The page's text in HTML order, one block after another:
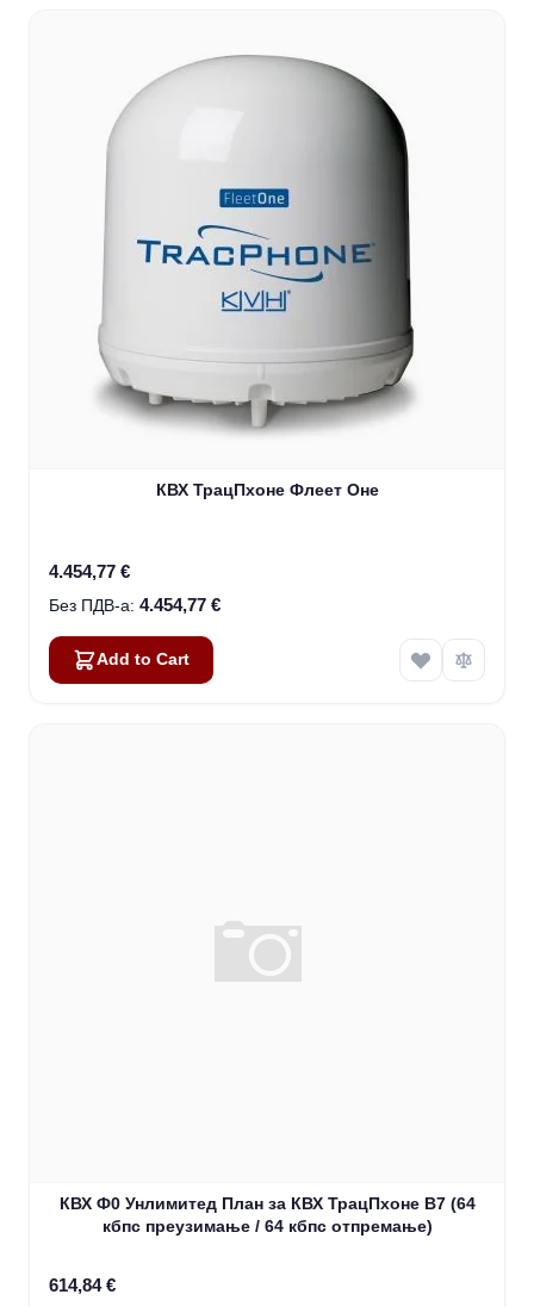
КВХ ТрацПхоне Флеет Оне
4.454,77 €
4.454,77 €
Add to Cart
КВХ Ф0 Унлимитед План за КВХ ТрацПхоне В7 (64
кбпс преузимање / 64 кбпс отпремање)
614,84 €